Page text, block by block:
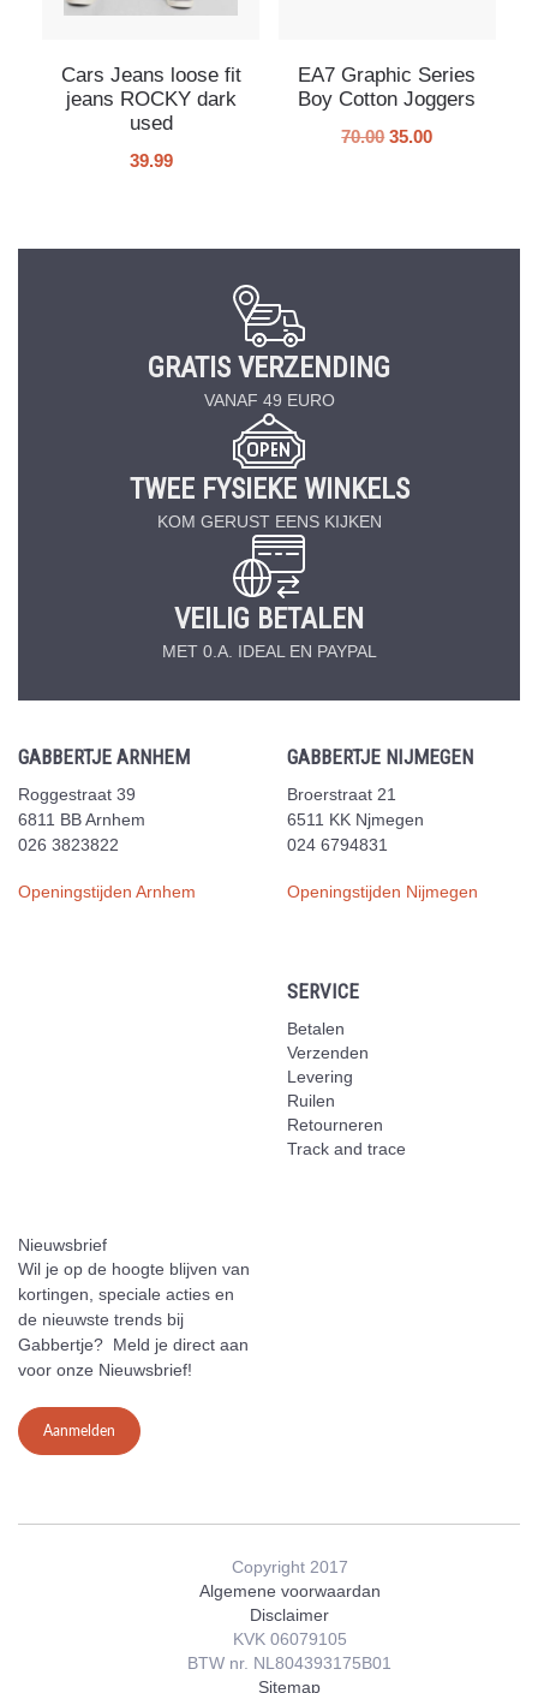
Cars Jeans loose fit
jeans ROCKY dark
used
39.99
EA7 Graphic Series
Boy Cotton Joggers
70.00 35.00
GRATIS VERZENDING
VANAF 49 EURO
TWEE FYSIEKE WINKELS
KOM GERUST EENS KIJKEN
VEILIG BETALEN
MET 0.A. IDEAL EN PAYPAL
GABBERTJE ARNHEM
Roggestraat 39
6811 BB Arnhem
026 3823822
Openingstijden Arnhem
GABBERTJE NIJMEGEN
Broerstraat 21
6511 KK Njmegen
024 6794831
Openingstijden Nijmegen
SERVICE
Betalen
Verzenden
Levering
Ruilen
Retourneren
Track and trace
Nieuwsbrief
Wil je op de hoogte blijven van
kortingen, speciale acties en
de nieuwste trends bij
Gabbertje? Meld je direct aan
voor onze Nieuwsbrief!
Aanmelden
Copyright 2017
Algemene voorwaardan
Disclaimer
KVK 06079105
BTW nr. NL804393175B01
Sitemap